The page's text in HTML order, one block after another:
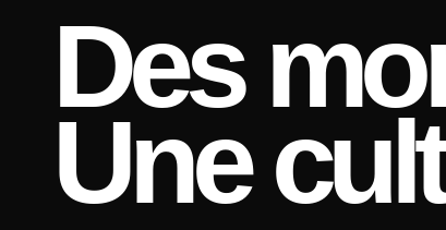
Des
Une